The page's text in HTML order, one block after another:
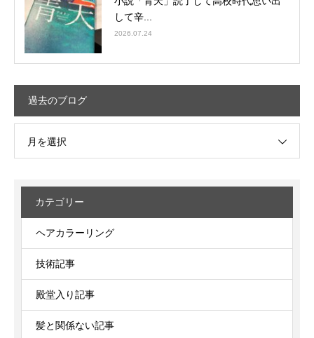
して辛...
2026.07.24
過去のブログ
月を選択
カテゴリー
ヘアカラーリング
技術記事
殿堂入り記事
髪と関係ない記事